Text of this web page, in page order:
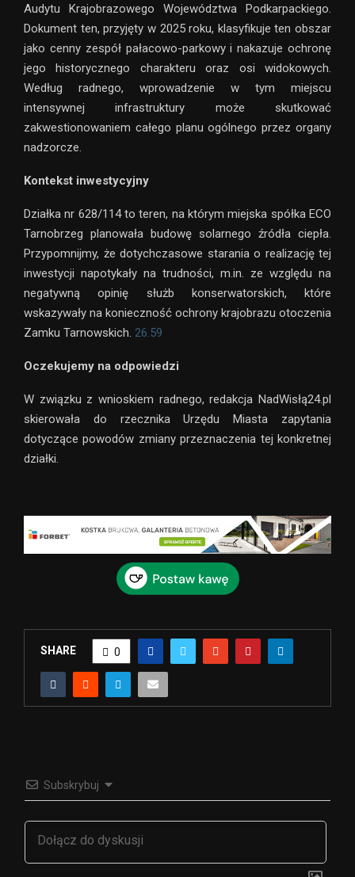
Audytu Krajobrazowego Województwa Podkarpackiego.
Dokument ten, przyjęty w 2025 roku, klasyfikuje ten obszar
jako cenny zespół pałacowo-parkowy i nakazuje ochronę
jego historycznego charakteru oraz osi widokowych.
Według radnego, wprowadzenie w tym miejscu
intensywnej infrastruktury może skutkować
zakwestionowaniem całego planu ogólnego przez organy
nadzorcze.
Kontekst inwestycyjny
Działka nr 628/114 to teren, na którym miejska spółka ECO
Tarnobrzeg planowała budowę solarnego źródła ciepła.
Przypomnijmy, że dotychczasowe starania o realizację tej
inwestycji napotykały na trudności, m.in. ze względu na
negatywną opinię służb konserwatorskich, które
wskazywały na konieczność ochrony krajobrazu otoczenia
Zamku Tarnowskich. 26.59
Oczekujemy na odpowiedzi
W związku z wnioskiem radnego, redakcja NadWisłą24.pl
skierowała do rzecznika Urzędu Miasta zapytania
dotyczące powodów zmiany przeznaczenia tej konkretnej
działki.
SHARE 0
Subskrybuj